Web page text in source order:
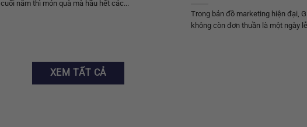
cuối năm thì món quà mà hầu hết các...
Trong bản đồ marketing hiện đại,
không còn đơn thuần là một ngày
XEM TẤT CẢ